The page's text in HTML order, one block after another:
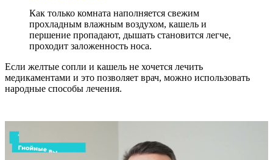
Как только комната наполняется свежим
прохладным влажным воздухом, кашель и
першение пропадают, дышать становится легче,
проходит заложенность носа.
Если желтые сопли и кашель не хочется лечить
медикаментами и это позволяет врач, можно использовать
народные способы лечения.